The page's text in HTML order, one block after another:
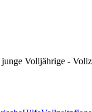
Volljährige -